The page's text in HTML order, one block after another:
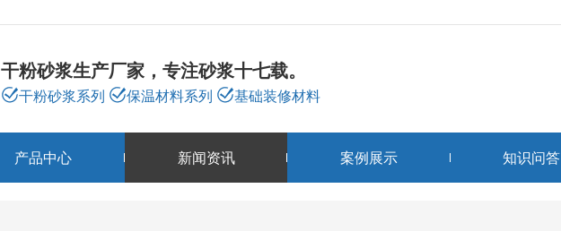
干粉砂浆生产厂家，专注砂浆十七载。
干粉砂浆系列 保温材料系列 基础装修材料
产品中心 新闻资讯 案例展示 知识问答